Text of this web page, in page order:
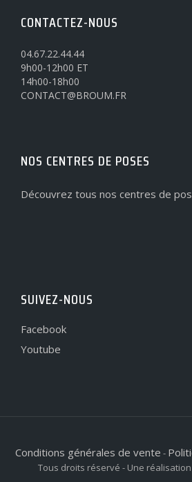
CONTACTEZ-NOUS
04.67.22.44.44
9h00-12h00 ET
14h00-18h00
CONTACT@BROUM.FR
NOS CENTRES DE POSES
Découvrez tous nos centres de
SUIVEZ-NOUS
Facebook
Youtube
Conditions générales de vente -
Tous droits réservé - Une réalisation